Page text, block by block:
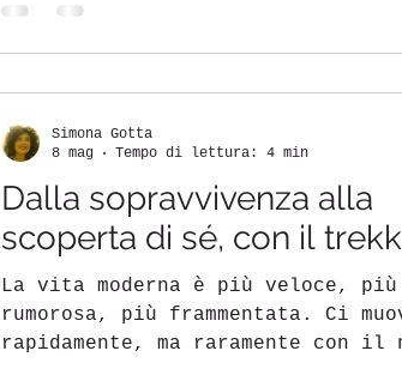
fantasia, natura e convivialità si
incontrano.
Dalla sopravvivenza alla
scoperta di sé, con il
La vita moderna è più veloce, più
rumorosa, più frammentata. Ci
rapidamente, ma raramente con il
Simona Gotta
8 mag
Tempo di lettura: 4 min